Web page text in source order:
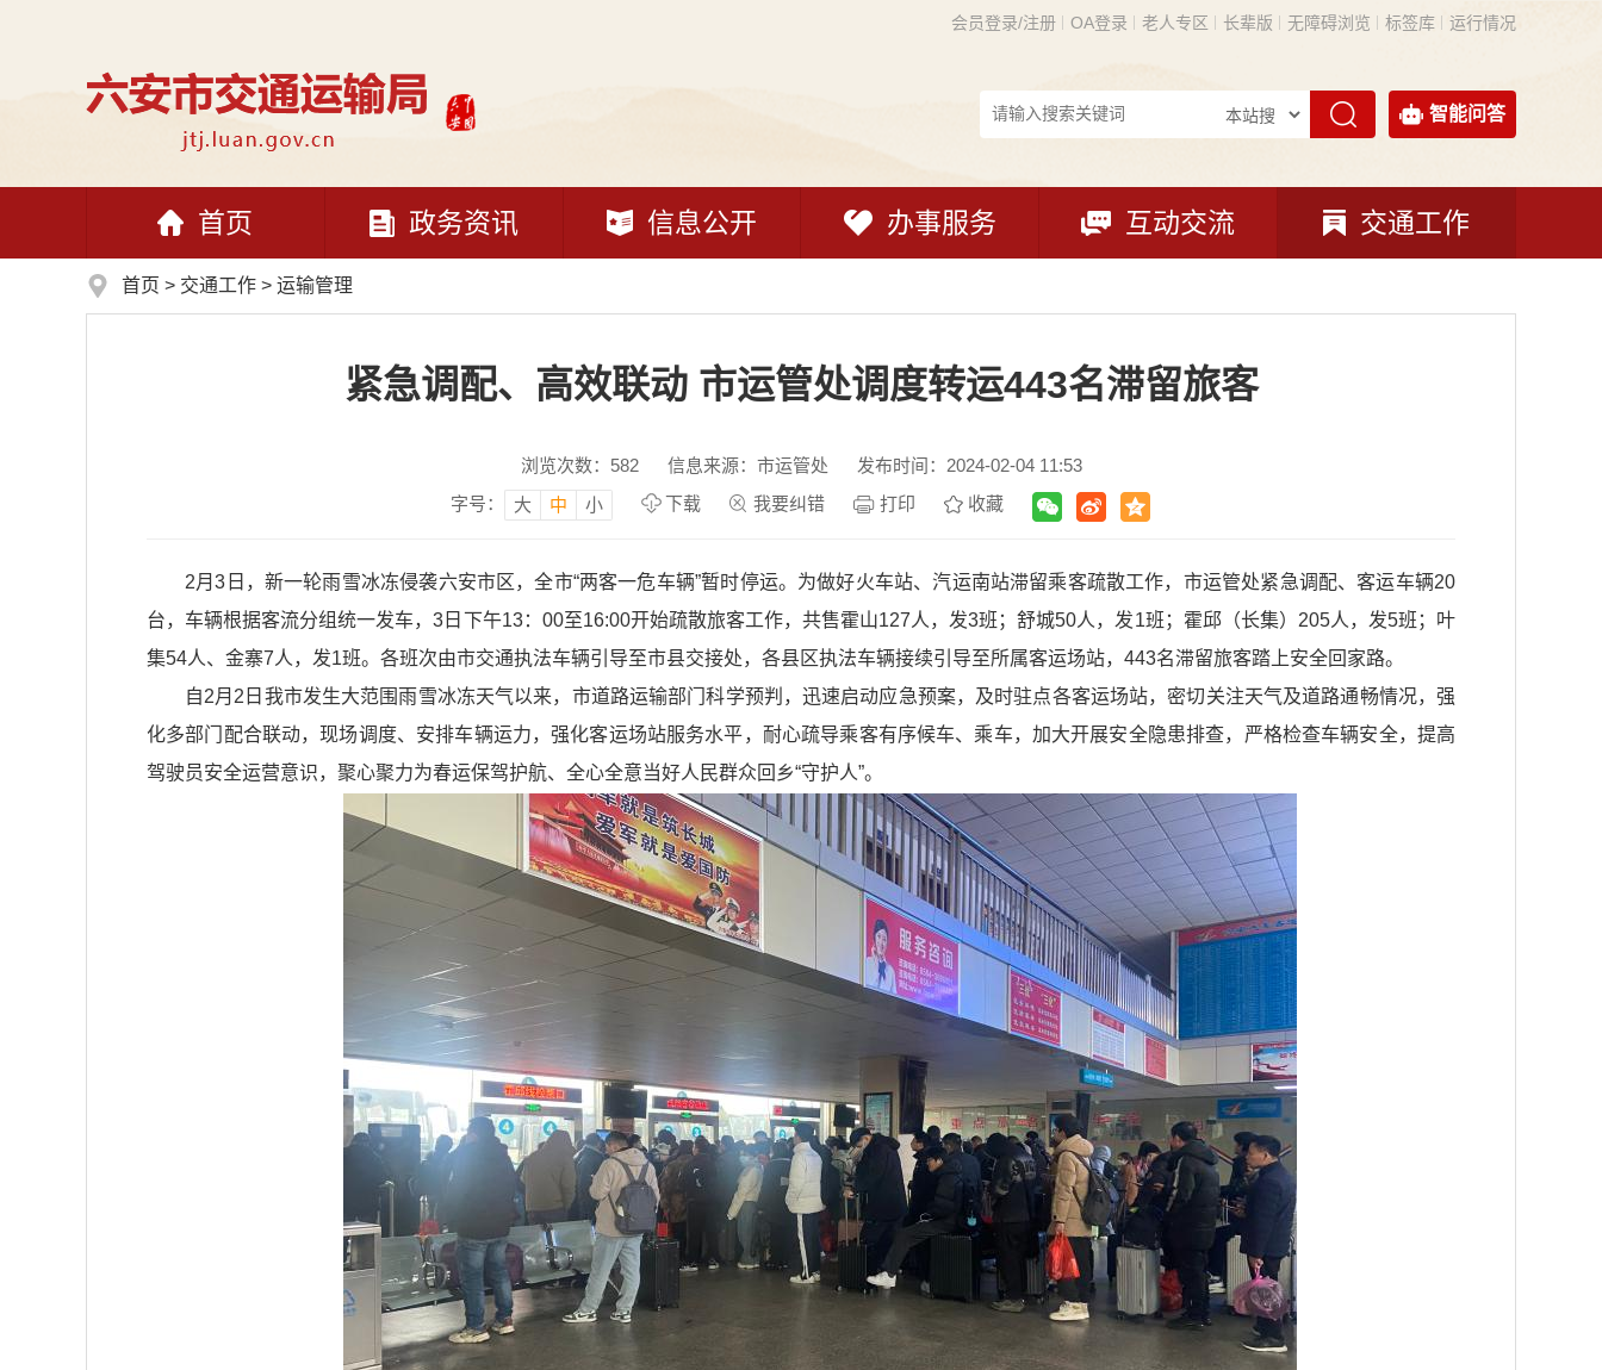
会员登录/注册 OA登录 老人专区 长辈版 无障碍浏览 标签库 运行情况
智能问答
首页 政务资讯 信息公开 办事服务 互动交流 交通工作
首页 > 交通工作 > 运输管理
紧急调配、高效联动 市运管处调度转运443名滞留旅客
浏览次数： 582 信息来源：市运管处
发布时间：2024-02-04 11:53
字号：
大 中 小 下载 我要纠错 打印 收藏
2月3日，新一轮雨雪冰冻侵袭六安市区，全市“两客一危车辆”暂时停运。为做好火车站、汽运南站滞留乘客疏散工作，市运管处紧急调配、客运车辆20
台，车辆根据客流分组统一发车，3日下午13：00至16:00开始疏散旅客工作，共售霍山127人，发3班；舒城50人，发1班；霍邱（长集）205人，发5班；叶
集54人、金寨7人，发1班。各班次由市交通执法车辆引导至市县交接处，各县区执法车辆接续引导至所属客运场站，443名滞留旅客踏上安全回家路。
自2月2日我市发生大范围雨雪冰冻天气以来，市道路运输部门科学预判，迅速启动应急预案，及时驻点各客运场站，密切关注天气及道路通畅情况，强
化多部门配合联动，现场调度、安排车辆运力，强化客运场站服务水平，耐心疏导乘客有序候车、乘车，加大开展安全隐患排查，严格检查车辆安全，提高
驾驶员安全运营意识，聚心聚力为春运保驾护航、全心全意当好人民群众回乡“守护人”。